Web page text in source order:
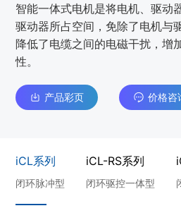
智能一体式电机是将电机、驱动
驱动器所占空间，免除了电机与
降低了电缆之间的电磁干扰，增
性。
产品彩页 价格咨
iCL系列
闭环脉冲型
iCL-RS系列
闭环驱控一体型